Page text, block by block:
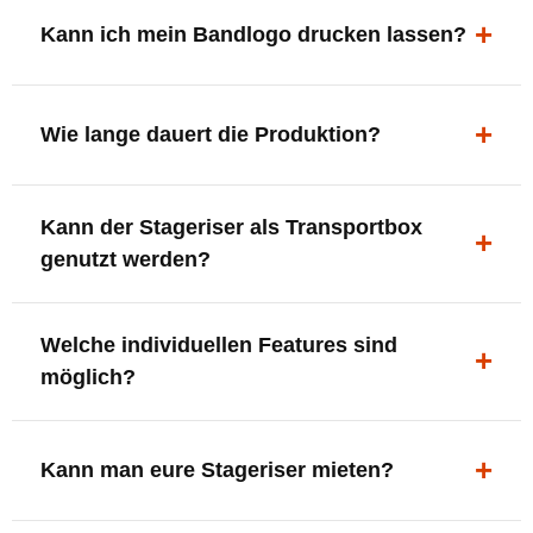
ergonomisch, sicher und gut sichtbar.
Kann ich mein Bandlogo drucken lassen?
deine Bühne, deine Marke.
Wie lange dauert die Produktion?
innerhalb Deutschlands kostenfrei.
Kann der Stageriser als Transportbox
genutzt werden?
oder Zubehör nutzen.
Welche individuellen Features sind
möglich?
XLR-Brücke / Schnittstelle
Setlist-Clip
Kann man eure Stageriser mieten?